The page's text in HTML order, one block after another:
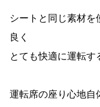
シートと同じ素材を
良く
とても快適に運転す
運転席の座り心地自